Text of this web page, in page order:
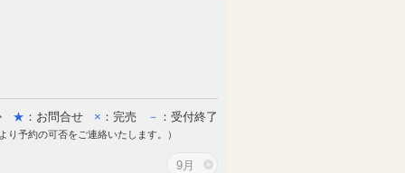
★ ：お問合せ × ：完売 － ：受付終了
り予約の可否をご連絡いたします。）
9月